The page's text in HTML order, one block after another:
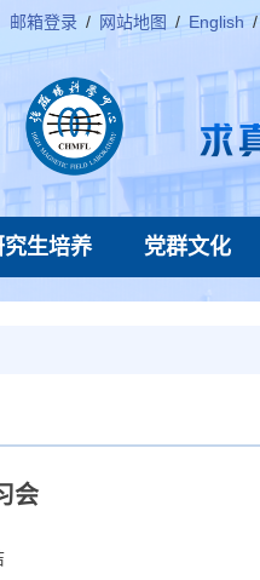
邮箱登录 / 网站地图 / English /
究生培养 党群文化
会